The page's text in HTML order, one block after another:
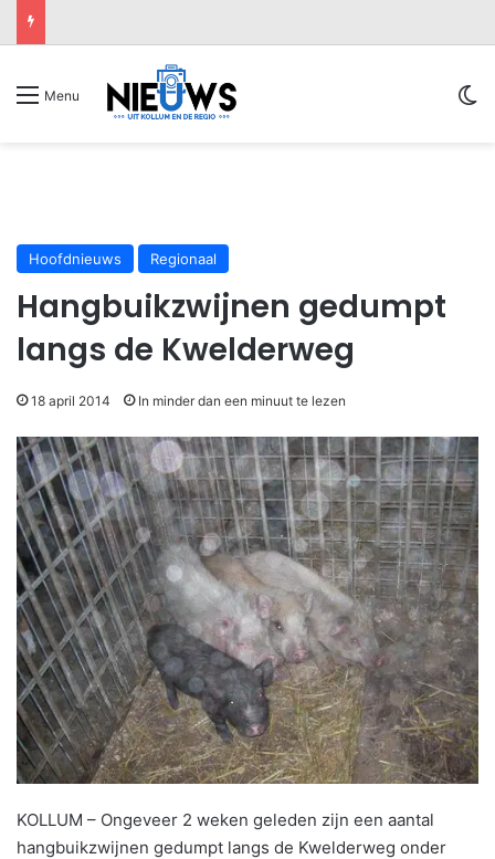
Menu
Hoofdnieuws Regionaal
Hangbuikzwijnen gedumpt
langs de Kwelderweg
18 april 2014 In minder dan een minuut te lezen
KOLLUM – Ongeveer 2 weken geleden zijn een aantal
hangbuikzwijnen gedumpt langs de Kwelderweg onder